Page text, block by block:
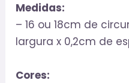
Medidas:
– 16 ou 18cm de
largura x 0,2cm de
Cores: